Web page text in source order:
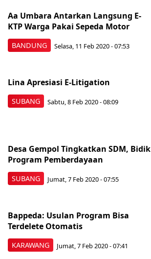
BANDUNG
Aa Umbara Antarkan Langsung E-
KTP Warga Pakai Sepeda Motor
Selasa, 11 Feb 2020 - 07:53
SUBANG
Lina Apresiasi E-Litigation
Sabtu, 8 Feb 2020 - 08:09
SUBANG
Desa Gempol Tingkatkan SDM, Bidik
Program Pemberdayaan
Jumat, 7 Feb 2020 - 07:55
KARAWANG
Bappeda: Usulan Program Bisa
Terdelete Otomatis
Jumat, 7 Feb 2020 - 07:41